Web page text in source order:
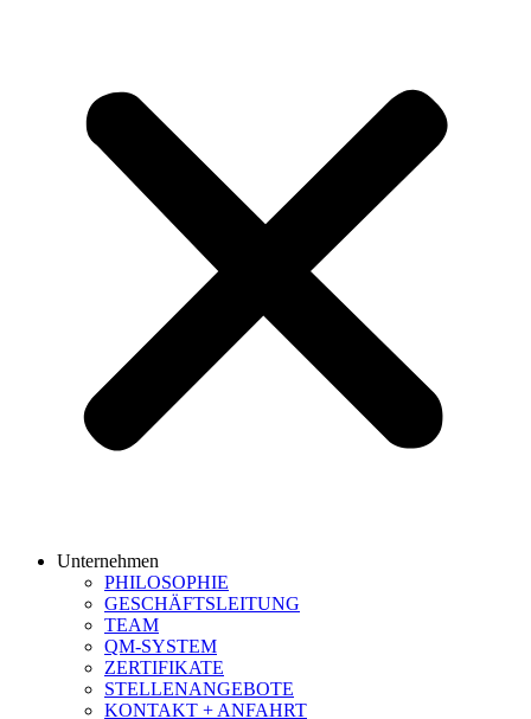
Unternehmen
PHILOSOPHIE
GESCHÄFTSLEITUNG
TEAM
QM-SYSTEM
ZERTIFIKATE
STELLENANGEBOTE
KONTAKT + ANFAHRT